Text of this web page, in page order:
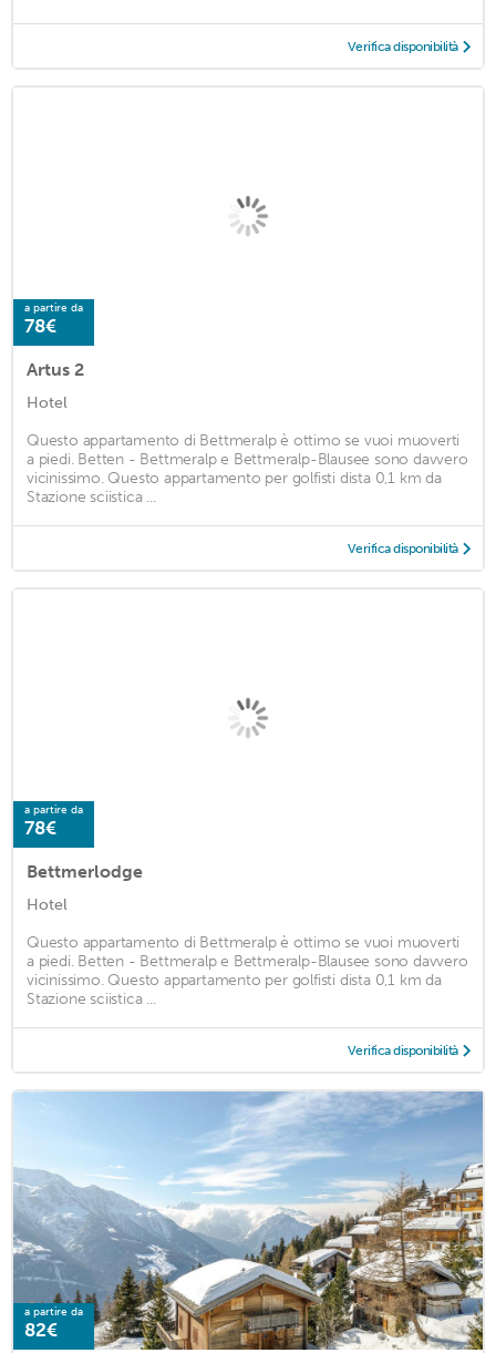
Verifica disponibilità
a partire da
78€
Artus 2
Hotel
Questo appartamento di Bettmeralp è ottimo se vuoi muoverti
a piedi. Betten - Bettmeralp e Bettmeralp-Blausee sono davvero
vicinissimo. Questo appartamento per golfisti dista 0,1 km da
Stazione sciistica ...
Verifica disponibilità
a partire da
78€
Bettmerlodge
Hotel
Questo appartamento di Bettmeralp è ottimo se vuoi muoverti
a piedi. Betten - Bettmeralp e Bettmeralp-Blausee sono davvero
vicinissimo. Questo appartamento per golfisti dista 0,1 km da
Stazione sciistica ...
Verifica disponibilità
a partire da
82€